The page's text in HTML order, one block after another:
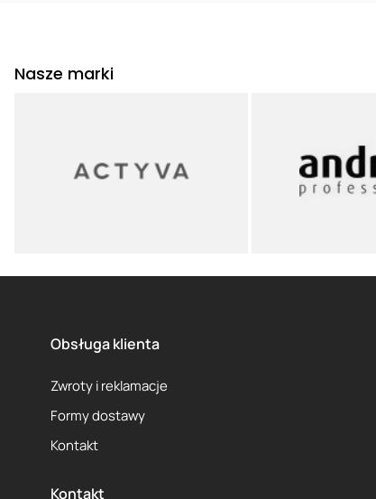
Nasze marki
Obsługa klienta
Zwroty i reklamacje
Formy dostawy
Kontakt
Kontakt